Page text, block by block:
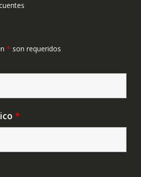
* son requeridos
*